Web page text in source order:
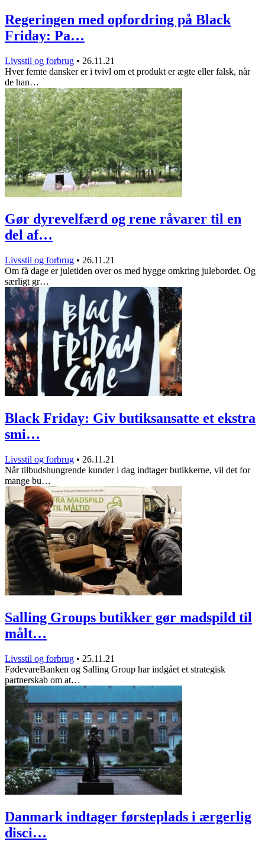
Regeringen med opfordring på Black
Friday: Pa…
Livsstil og forbrug • 26.11.21
Hver femte dansker er i tvivl om et produkt er ægte eller falsk, når
de han…
Gør dyrevelfærd og rene råvarer til en
del af…
Livsstil og forbrug • 26.11.21
Om få dage er juletiden over os med hygge omkring julebordet. Og
særligt gr…
Black Friday: Giv butiksansatte et ekstra
smi…
Livsstil og forbrug • 26.11.21
Når tilbudshungrende kunder i dag indtager butikkerne, vil det for
mange bu…
Salling Groups butikker gør madspild til
målt…
Livsstil og forbrug • 25.11.21
FødevareBanken og Salling Group har indgået et strategisk
partnerskab om at…
Danmark indtager førsteplads i ærgerlig
disci…